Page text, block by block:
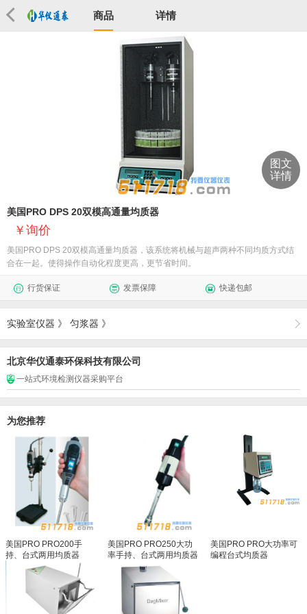
商品 详情
图文
详情
美国PRO DPS­ 20双模高通量均质器
询价
美国PRO DPS­ 20双模高通量均质器，该系统将机械与超声两种不同均质方式结
合在一起。使得操作自动化程度更高，更节省时间。
行货保证 发票保障 快递包邮
实验室仪器 》 匀浆器 》
北京华仪通泰环保科技有限公司
一站式环境检测仪器采购平台
为您推荐
美国PRO PRO200手
持、台式两用均质器
美国PRO PRO250大功
率手持、台式两用均质器
美国PRO PRO大功率可
编程台式均质器